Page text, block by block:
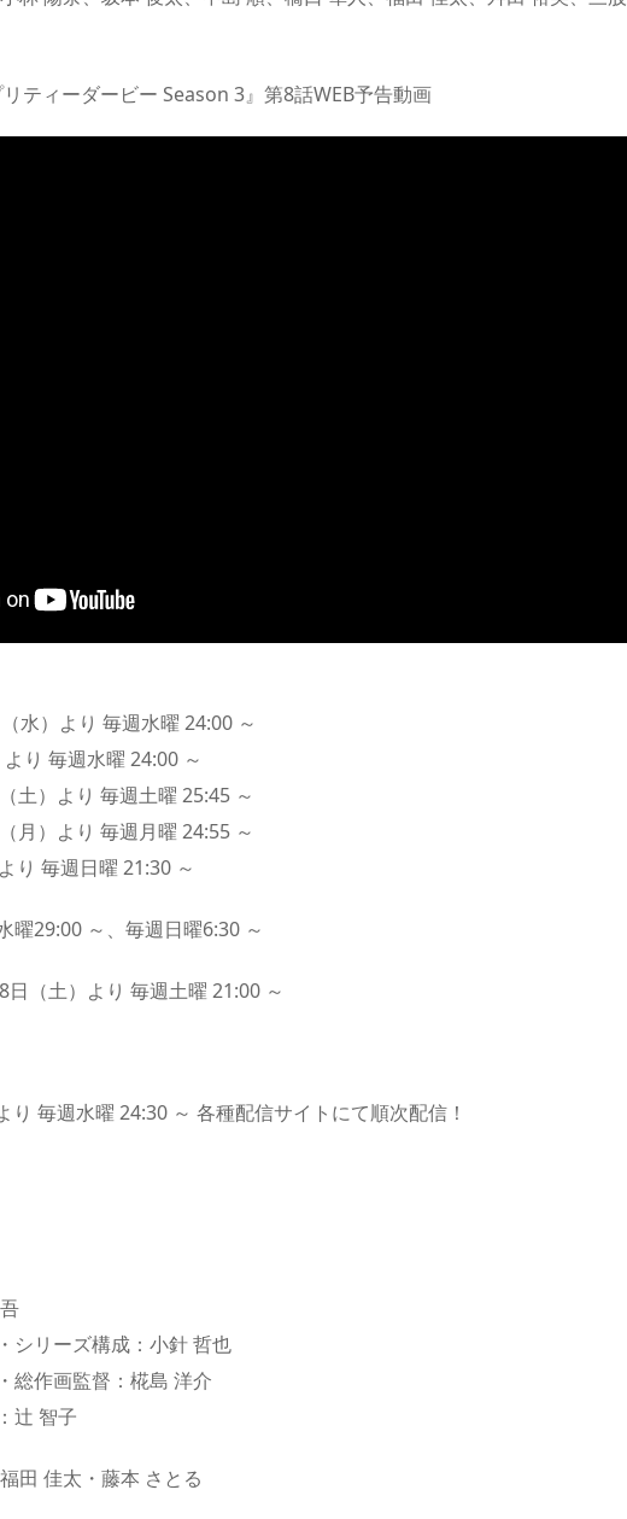
ティーダービー Season 3』第8話WEB予告動画
水）より 毎週水曜 24:00 ～
り 毎週水曜 24:00 ～
土）より 毎週土曜 25:45 ～
月）より 毎週月曜 24:55 ～
り 毎週日曜 21:30 ～
曜29:00 ～、毎週日曜6:30 ～
（土）より 毎週土曜 21:00 ～
り 毎週水曜 24:30 ～ 各種配信サイトにて順次配信！
シリーズ構成：小針 哲也
総作画監督：椛島 洋介
辻 智子
田 佳太・藤本 さとる